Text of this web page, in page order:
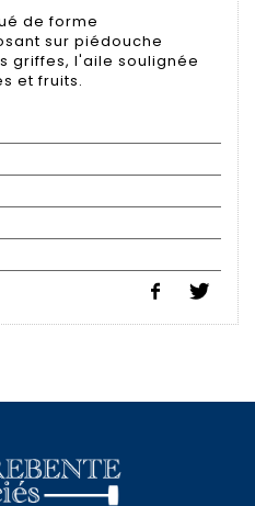
de forme
sur piédouche
griffes, l'aile soulignée
et fruits.